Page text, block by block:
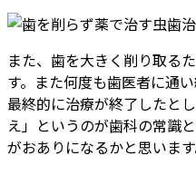
また、歯を大きく削り取る
す。また何度も歯医者に通
最終的に治療が終了したと
え」というのが歯科の常識
がおありになるかと思います